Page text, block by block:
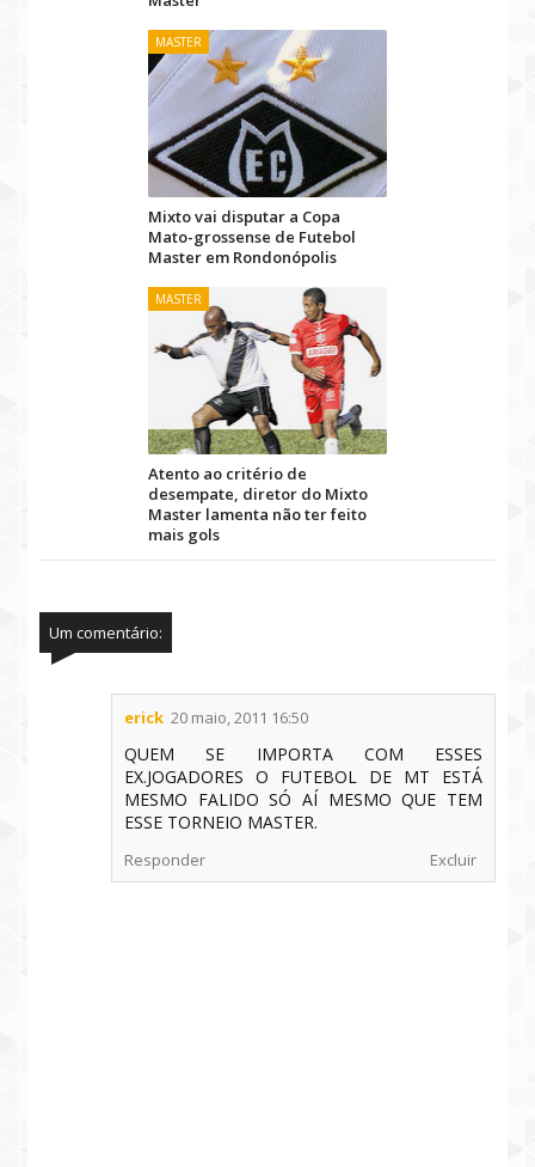
MASTER
Mixto vai disputar a Copa
Mato-grossense de Futebol
Master em Rondonópolis
MASTER
Atento ao critério de
desempate, diretor do Mixto
Master lamenta não ter feito
mais gols
Um comentário:
erick 20 maio, 2011 16:50
QUEM SE IMPORTA COM ESSES
EX.JOGADORES O FUTEBOL DE MT ESTÁ
MESMO FALIDO SÓ AÍ MESMO QUE TEM
ESSE TORNEIO MASTER.
Responder Excluir